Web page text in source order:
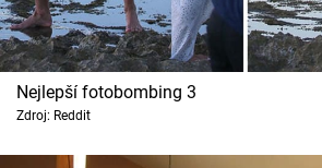
Nejlepší fotobombing 3
Zdroj: Reddit